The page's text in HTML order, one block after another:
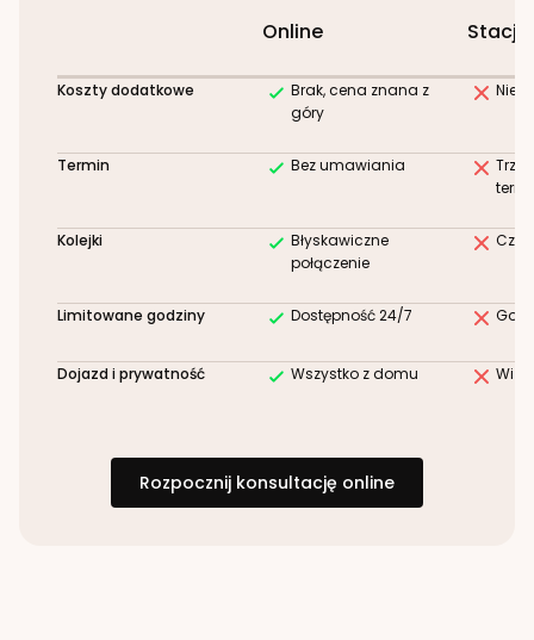
Online
Koszty dodatkowe
Brak, cena znana z
góry
Termin Bez umawiania
Kolejki
Błyskawiczne
połączenie
Limitowane godziny Dostępność 24/7
Dojazd i prywatność Wszystko z domu
Rozpocznij konsultację online